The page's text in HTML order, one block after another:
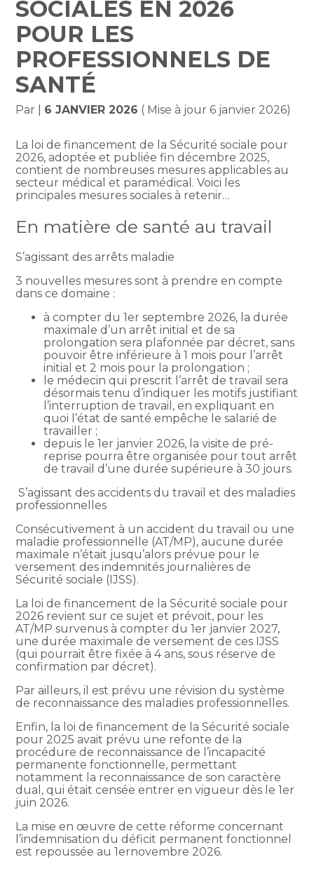
SOCIALES EN 2026
POUR LES
PROFESSIONNELS DE
SANTÉ
Par 6 JANVIER 2026 ( Mise à jour 6 janvier 2026)
La loi de financement de la Sécurité sociale pour
2026, adoptée et publiée fin décembre 2025,
contient de nombreuses mesures applicables au
secteur médical et paramédical. Voici les
principales mesures sociales à retenir…
En matière de santé au travail
S’agissant des arrêts maladie
3 nouvelles mesures sont à prendre en compte
dans ce domaine :
à compter du 1er septembre 2026, la durée
maximale d’un arrêt initial et de sa
prolongation sera plafonnée par décret, sans
pouvoir être inférieure à 1 mois pour l’arrêt
initial et 2 mois pour la prolongation ;
le médecin qui prescrit l’arrêt de travail sera
désormais tenu d’indiquer les motifs justifiant
l’interruption de travail, en expliquant en
quoi l’état de santé empêche le salarié de
travailler ;
depuis le 1er janvier 2026, la visite de pré-
reprise pourra être organisée pour tout arrêt
de travail d’une durée supérieure à 30 jours.
S’agissant des accidents du travail et des maladies
professionnelles
Consécutivement à un accident du travail ou une
maladie professionnelle (AT/MP), aucune durée
maximale n’était jusqu’alors prévue pour le
versement des indemnités journalières de
Sécurité sociale (IJSS).
La loi de financement de la Sécurité sociale pour
2026 revient sur ce sujet et prévoit, pour les
AT/MP survenus à compter du 1er janvier 2027,
une durée maximale de versement de ces IJSS
(qui pourrait être fixée à 4 ans, sous réserve de
confirmation par décret).
Par ailleurs, il est prévu une révision du système
de reconnaissance des maladies professionnelles.
Enfin, la loi de financement de la Sécurité sociale
pour 2025 avait prévu une refonte de la
procédure de reconnaissance de l’incapacité
permanente fonctionnelle, permettant
notamment la reconnaissance de son caractère
dual, qui était censée entrer en vigueur dès le 1er
juin 2026.
La mise en œuvre de cette réforme concernant
l’indemnisation du déficit permanent fonctionnel
est repoussée au 1ernovembre 2026.